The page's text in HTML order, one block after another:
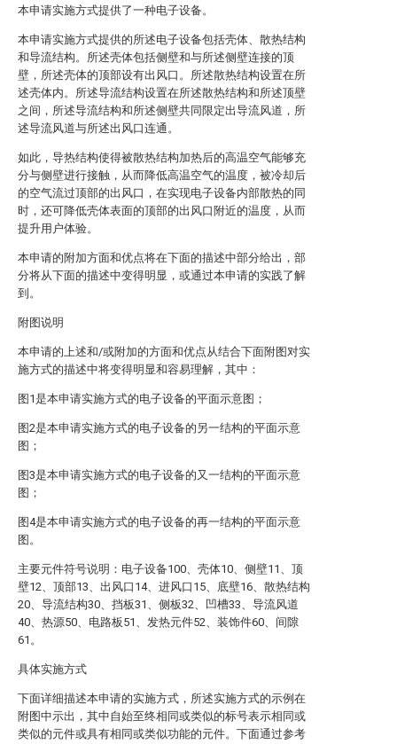
本申请实施方式提供了一种电子设备。
本申请实施方式提供的所述电子设备包括壳体、散热结构
和导流结构。所述壳体包括侧壁和与所述侧壁连接的顶
壁，所述壳体的顶部设有出风口。所述散热结构设置在所
述壳体内。所述导流结构设置在所述散热结构和所述顶壁
之间，所述导流结构和所述侧壁共同限定出导流风道，所
述导流风道与所述出风口连通。
如此，导热结构使得被散热结构加热后的高温空气能够充
分与侧壁进行接触，从而降低高温空气的温度，被冷却后
的空气流过顶部的出风口，在实现电子设备内部散热的同
时，还可降低壳体表面的顶部的出风口附近的温度，从而
提升用户体验。
本申请的附加方面和优点将在下面的描述中部分给出，部
分将从下面的描述中变得明显，或通过本申请的实践了解
到。
附图说明
本申请的上述和/或附加的方面和优点从结合下面附图对实
施方式的描述中将变得明显和容易理解，其中：
图1是本申请实施方式的电子设备的平面示意图；
图2是本申请实施方式的电子设备的另一结构的平面示意
图；
图3是本申请实施方式的电子设备的又一结构的平面示意
图；
图4是本申请实施方式的电子设备的再一结构的平面示意
图。
主要元件符号说明：电子设备100、壳体10、侧壁11、顶
壁12、顶部13、出风口14、进风口15、底壁16、散热结构
20、导流结构30、挡板31、侧板32、凹槽33、导流风道
40、热源50、电路板51、发热元件52、装饰件60、间隙
61。
具体实施方式
下面详细描述本申请的实施方式，所述实施方式的示例在
附图中示出，其中自始至终相同或类似的标号表示相同或
类似的元件或具有相同或类似功能的元件。下面通过参考